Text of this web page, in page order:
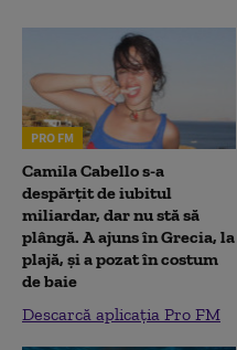
PRO FM
Camila Cabello s-a
despărțit de iubitul
miliardar, dar nu stă să
plângă. A ajuns în Grecia, la
plajă, și a pozat în costum
de baie
Descarcă aplicația Pro FM